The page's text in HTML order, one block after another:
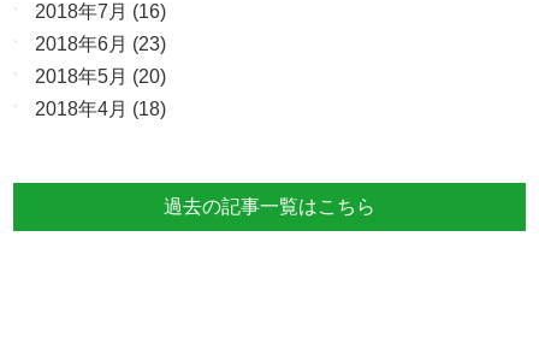
2018年7月 (16)
2018年6月 (23)
2018年5月 (20)
2018年4月 (18)
過去の記事一覧はこちら